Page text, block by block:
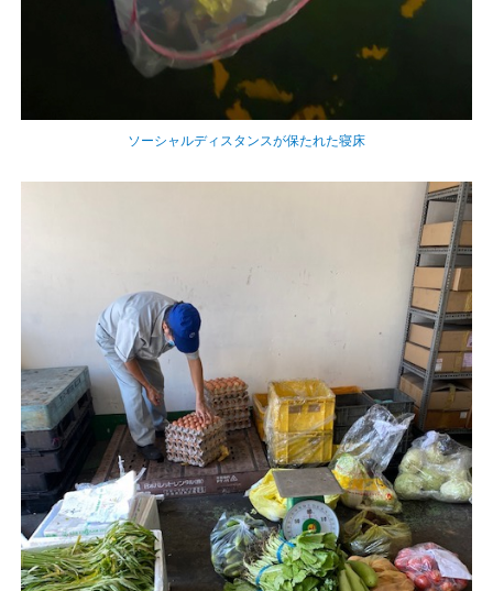
ソーシャルディスタンスが保たれた寝床